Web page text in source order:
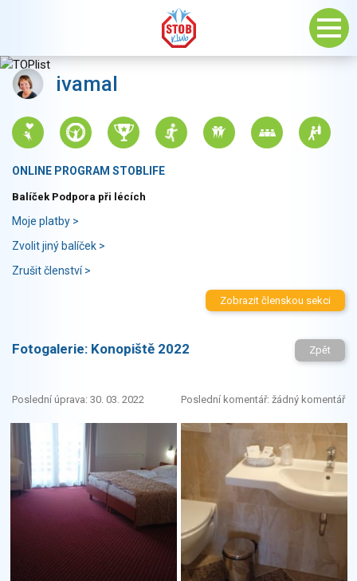
ivamal
ONLINE PROGRAM STOBLIFE
Balíček Podpora při lécích
Moje platby >
Zvolit jiný balíček >
Zrušit členství >
Zobrazit členskou sekci
Fotogalerie: Konopiště 2022 Zpět
Poslední úprava: 30. 03. 2022 Poslední komentář: žádný komentář